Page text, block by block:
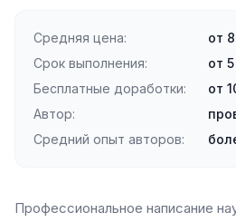
Средняя цена:
от
Срок выполнения:
от
Бесплатные доработки:
от
Автор:
Средний опыт авторов:
Профессиональное написание